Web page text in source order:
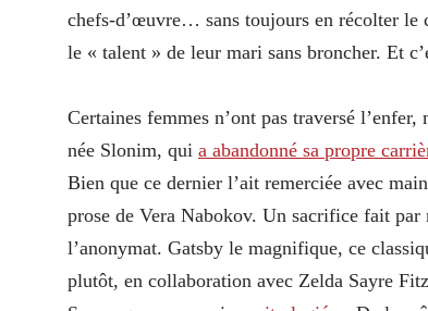
chefs-d’œuvre… sans toujours en récolter le
le « talent » de leur mari sans broncher. Et
Certaines femmes n’ont pas traversé
née Slonim, qui a abandonné sa propre
Bien que ce dernier l’ait remerciée avec
prose de Vera Nabokov. Un sacrifice fait
l’anonymat. Gatsby le magnifique, ce
plutôt, en collaboration avec Zelda Sayre